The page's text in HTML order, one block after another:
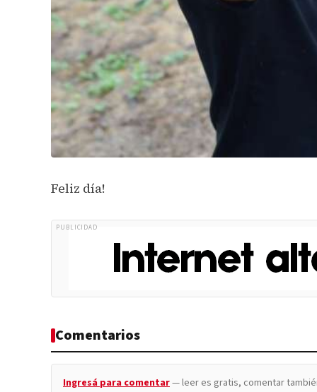
Feliz día!
PUBLICIDAD
Comentarios
Ingresá para comentar— leer es gratis, comentar